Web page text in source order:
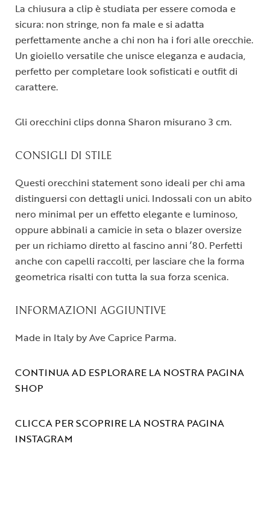
La chiusura a clip è studiata per essere comoda e
sicura: non stringe, non fa male e si adatta
perfettamente anche a chi non ha i fori alle orecchie.
Un gioiello versatile che unisce eleganza e audacia,
perfetto per completare look sofisticati e outfit di
carattere.
Gli orecchini clips donna Sharon misurano 3 cm.
CONSIGLI DI STILE
Questi orecchini statement sono ideali per chi ama
distinguersi con dettagli unici. Indossali con un abito
nero minimal per un effetto elegante e luminoso,
oppure abbinali a camicie in seta o blazer oversize
per un richiamo diretto al fascino anni ’80. Perfetti
anche con capelli raccolti, per lasciare che la forma
geometrica risalti con tutta la sua forza scenica.
INFORMAZIONI AGGIUNTIVE
Made in Italy by Ave Caprice Parma.
CONTINUA AD ESPLORARE LA NOSTRA PAGINA
SHOP
CLICCA PER SCOPRIRE LA NOSTRA PAGINA
INSTAGRAM